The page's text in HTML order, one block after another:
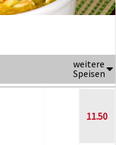
weitere
Speisen
11.50